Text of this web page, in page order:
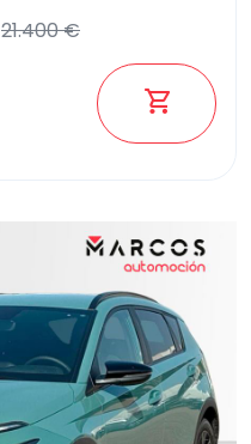
21.400 €